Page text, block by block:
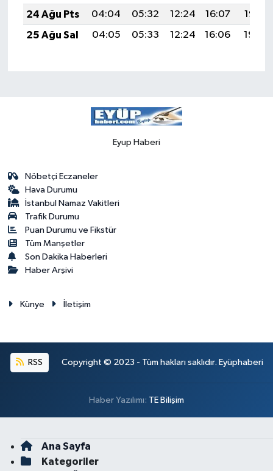
24 Ağu Pts
04:04 05:32 12:24 16:07
19:07
25 Ağu Sal
04:05 05:33 12:24 16:06 19:05
Eyup Haberi
Nöbetçi Eczaneler
Hava Durumu
İstanbul Namaz Vakitleri
Trafik Durumu
Puan Durumu ve Fikstür
Tüm Manşetler
Son Dakika Haberleri
Haber Arşivi
Künye İletişim
RSS Copyright © 2023 - Tüm hakları saklıdır. Eyüphaberi
Haber Yazılımı: TE Bilişim
Ana Sayfa
Kategoriler